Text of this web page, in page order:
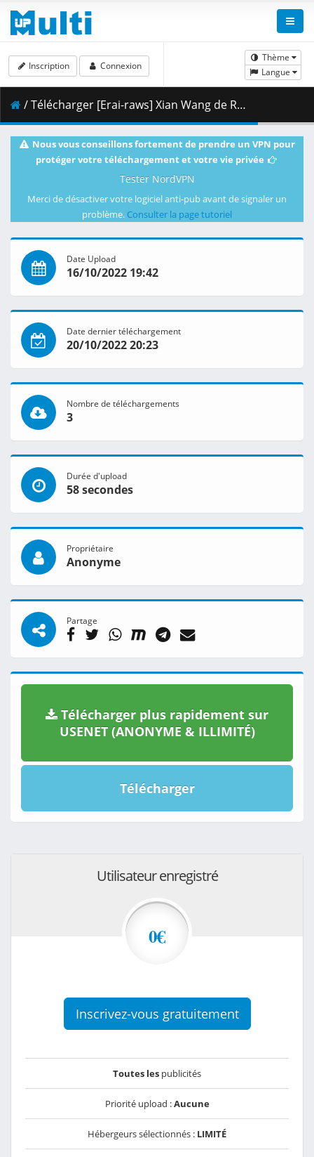
Thème
Langue
Inscription Connexion
/ Télécharger [Erai-raws] Xian Wang de Richang Shenghuo 3 - 04 [1080p][Multiple Subtitle][1E915C7D].mkv.001 ( 352.26 MB )
Nous vous conseillons fortement de prendre un VPN pour
protéger votre téléchargement et votre vie privée
Tester NordVPN
Merci de désactiver votre logiciel anti-pub avant de signaler un
problème. Consulter la page tutoriel
Date Upload
16/10/2022 19:42
Date dernier téléchargement
20/10/2022 20:23
Nombre de téléchargements
3
Durée d'upload
58 secondes
Propriétaire
Anonyme
Partage
Télécharger plus rapidement sur
USENET (ANONYME & ILLIMITÉ)
Télécharger
Utilisateur enregistré
0€
Inscrivez-vous gratuitement
Toutes les publicités
Priorité upload :Aucune
Hébergeurs sélectionnés : LIMITÉ